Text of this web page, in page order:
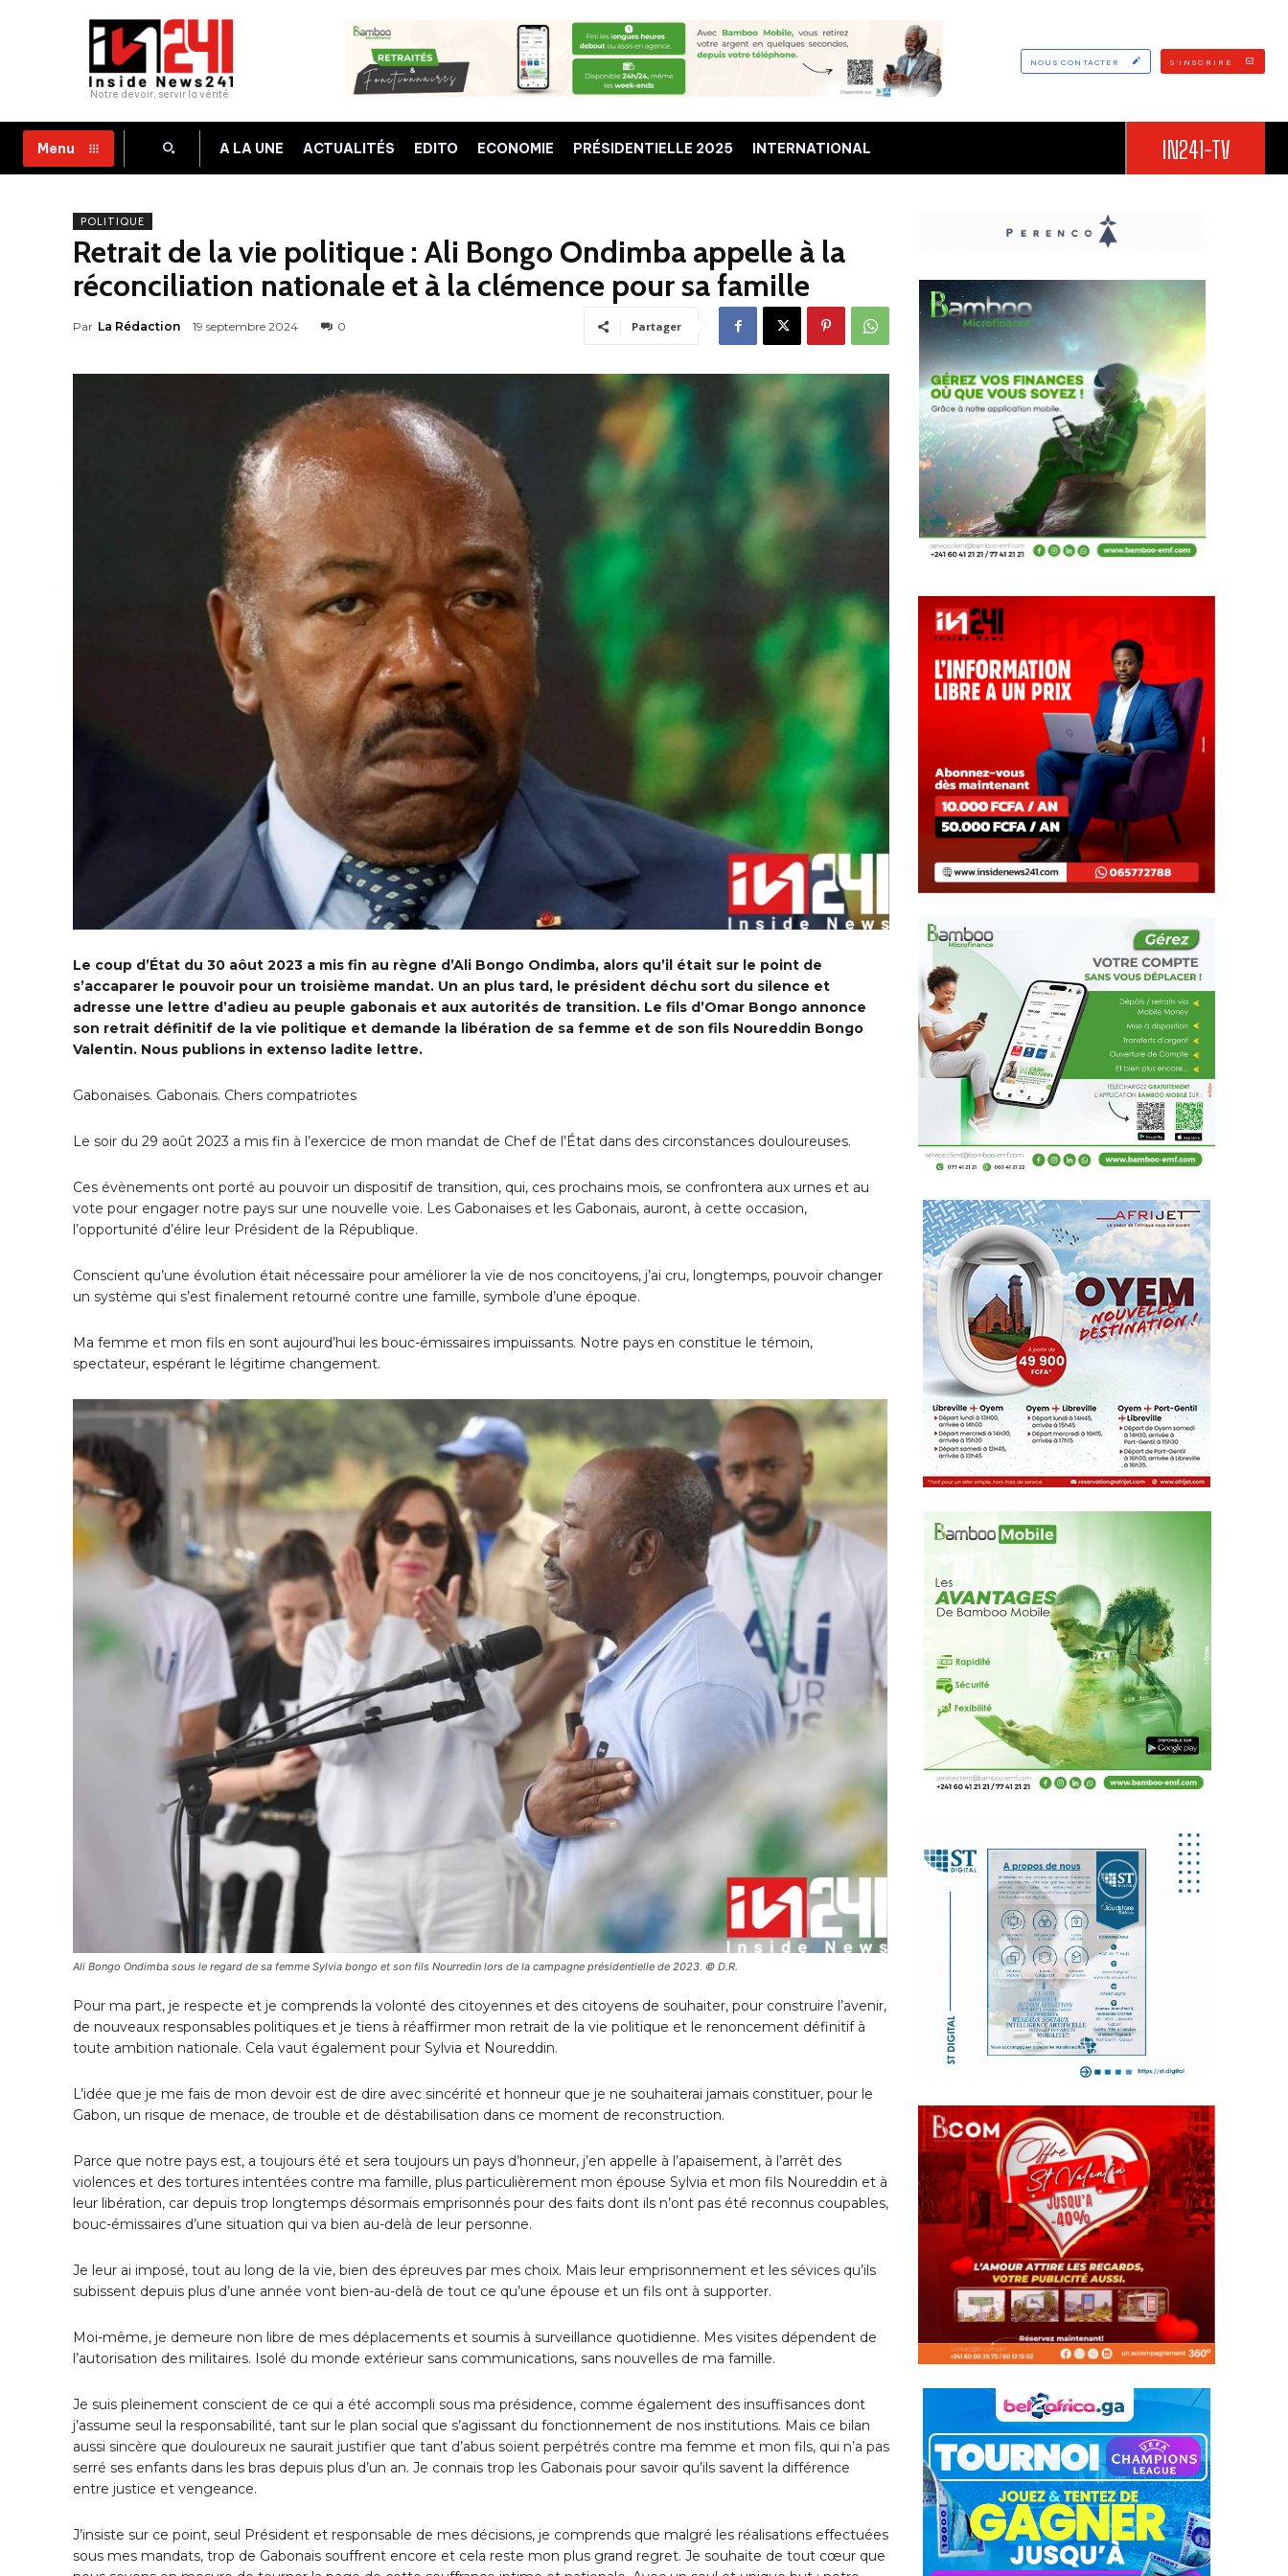
Notre devoir, servir la vérité.
NOUS CONTACTER S'INSCRIRE
Menu A LA UNE ACTUALITÉS EDITO ECONOMIE PRÉSIDENTIELLE 2025 INTERNATIONAL IN241-TV
POLITIQUE
Retrait de la vie politique : Ali Bongo Ondimba appelle à la
réconciliation nationale et à la clémence pour sa famille
Par La Rédaction 19 septembre 2024 0 Partager
Le coup d’État du 30 aôut 2023 a mis fin au règne d’Ali Bongo Ondimba, alors qu’il était sur le point de
s’accaparer le pouvoir pour un troisième mandat. Un an plus tard, le président déchu sort du silence et
adresse une lettre d’adieu au peuple gabonais et aux autorités de transition. Le fils d’Omar Bongo annonce
son retrait définitif de la vie politique et demande la libération de sa femme et de son fils Noureddin Bongo
Valentin. Nous publions in extenso ladite lettre.
Gabonaises. Gabonais. Chers compatriotes
Le soir du 29 août 2023 a mis fin à l’exercice de mon mandat de Chef de l’État dans des circonstances douloureuses.
Ces évènements ont porté au pouvoir un dispositif de transition, qui, ces prochains mois, se confrontera aux urnes et au
vote pour engager notre pays sur une nouvelle voie. Les Gabonaises et les Gabonais, auront, à cette occasion,
l’opportunité d’élire leur Président de la République.
Conscient qu’une évolution était nécessaire pour améliorer la vie de nos concitoyens, j’ai cru, longtemps, pouvoir changer
un système qui s’est finalement retourné contre une famille, symbole d’une époque.
Ma femme et mon fils en sont aujourd’hui les bouc-émissaires impuissants. Notre pays en constitue le témoin,
spectateur, espérant le légitime changement.
Ali Bongo Ondimba sous le regard de sa femme Sylvia bongo et son fils Nourredin lors de la campagne présidentielle de 2023. © D.R.
Pour ma part, je respecte et je comprends la volonté des citoyennes et des citoyens de souhaiter, pour construire l’avenir,
de nouveaux responsables politiques et je tiens à réaffirmer mon retrait de la vie politique et le renoncement définitif à
toute ambition nationale. Cela vaut également pour Sylvia et Noureddin.
L’idée que je me fais de mon devoir est de dire avec sincérité et honneur que je ne souhaiterai jamais constituer, pour le
Gabon, un risque de menace, de trouble et de déstabilisation dans ce moment de reconstruction.
Parce que notre pays est, a toujours été et sera toujours un pays d’honneur, j’en appelle à l’apaisement, à l’arrêt des
violences et des tortures intentées contre ma famille, plus particulièrement mon épouse Sylvia et mon fils Noureddin et à
leur libération, car depuis trop longtemps désormais emprisonnés pour des faits dont ils n’ont pas été reconnus coupables,
bouc-émissaires d’une situation qui va bien au-delà de leur personne.
Je leur ai imposé, tout au long de la vie, bien des épreuves par mes choix. Mais leur emprisonnement et les sévices qu’ils
subissent depuis plus d’une année vont bien-au-delà de tout ce qu’une épouse et un fils ont à supporter.
Moi-même, je demeure non libre de mes déplacements et soumis à surveillance quotidienne. Mes visites dépendent de
l’autorisation des militaires. Isolé du monde extérieur sans communications, sans nouvelles de ma famille.
Je suis pleinement conscient de ce qui a été accompli sous ma présidence, comme également des insuffisances dont
j’assume seul la responsabilité, tant sur le plan social que s’agissant du fonctionnement de nos institutions. Mais ce bilan
aussi sincère que douloureux ne saurait justifier que tant d’abus soient perpétrés contre ma femme et mon fils, qui n’a pas
serré ses enfants dans les bras depuis plus d’un an. Je connais trop les Gabonais pour savoir qu’ils savent la différence
entre justice et vengeance.
J’insiste sur ce point, seul Président et responsable de mes décisions, je comprends que malgré les réalisations effectuées
sous mes mandats, trop de Gabonais souffrent encore et cela reste mon plus grand regret. Je souhaite de tout cœur que